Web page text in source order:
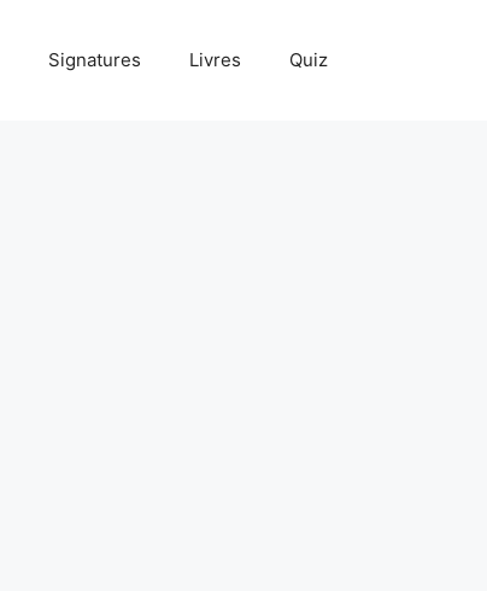
Signatures Livres Quiz